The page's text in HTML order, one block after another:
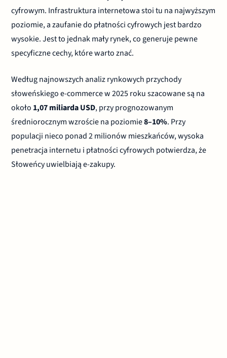
cyfrowym. Infrastruktura internetowa stoi tu na najwyższym
poziomie, a zaufanie do płatności cyfrowych jest bardzo
wysokie. Jest to jednak mały rynek, co generuje pewne
specyficzne cechy, które warto znać.
Według najnowszych analiz rynkowych przychody
słoweńskiego e-commerce w 2025 roku szacowane są na
około 1,07 miliarda USD, przy prognozowanym
średniorocznym wzroście na poziomie8–10%. Przy
populacji nieco ponad 2 milionów mieszkańców, wysoka
penetracja internetu i płatności cyfrowych potwierdza, że
Słoweńcy uwielbiają e-zakupy.